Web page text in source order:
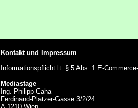
Kontakt und Impressum
Informationspflicht lt. § 5 Abs. 1 E-
Mediastage
Ing. Philipp Caha
Ferdinand-Platzer-Gasse 3/2/24